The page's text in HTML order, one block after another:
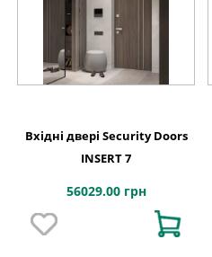
Вхідні двері Security Doors
INSERT 7
56029.00 грн